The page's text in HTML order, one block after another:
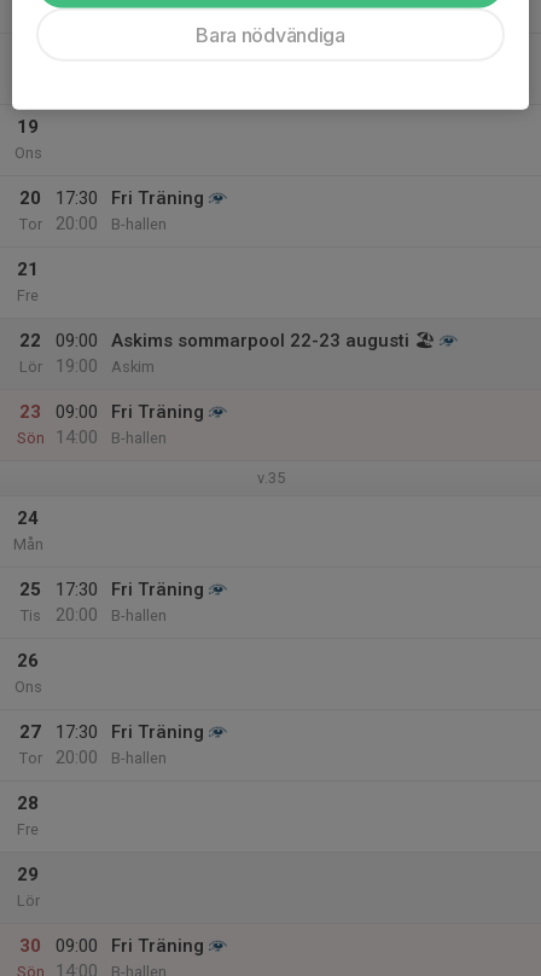
19
Ons
20
Tor
17:30
20:00
Fri Träning
B-hallen
21
Fre
22
Lör
09:00
19:00
Askims sommarpool 22-23 augusti 🏖
Askim
23
Sön
09:00
14:00
Fri Träning
B-hallen
v.35
24
Mån
25
Tis
17:30
20:00
Fri Träning
B-hallen
26
Ons
27
Tor
17:30
20:00
Fri Träning
B-hallen
28
Fre
29
Lör
30
Sön
09:00
14:00
Fri Träning
B-hallen
Bara nödvändiga